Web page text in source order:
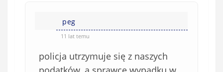
peg
11 lat temu
policja utrzymuje się z naszych